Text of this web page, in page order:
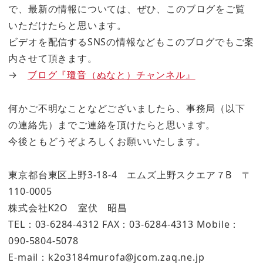
で、最新の情報については、ぜひ、このブログをご覧
いただけたらと思います。
ビデオを配信するSNSの情報などもこのブログでもご案
内させて頂きます。
→ ブログ『瓊音（ぬなと）チャンネル』
何かご不明なことなどございましたら、事務局（以下
の連絡先）までご連絡を頂けたらと思います。
今後ともどうぞよろしくお願いいたします。
東京都台東区上野3-18-4 エムズ上野スクエア７B 〒
110-0005
株式会社K2O 室伏 昭昌
TEL：03-6284-4312 FAX：03-6284-4313 Mobile：
090-5804-5078
E-mail：k2o3184murofa@jcom.zaq.ne.jp